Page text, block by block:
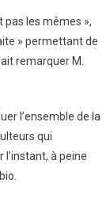
pas les mêmes »,
» permettant de
remarquer M.
l’ensemble de la
qui
l’instant, à peine